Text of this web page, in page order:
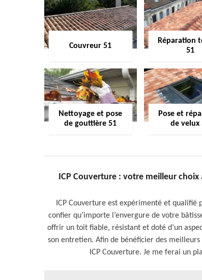
Couvreur 51
Réparation
51
Nettoyage et pose
de gouttière 51
Pose et
de velux
ICP Couverture : votre meilleur
ICP Couverture est expérimenté et
confier qu’importe l’envergure de votre
offrir un toit fiable, résistant et doté d’un
son entretien. Afin de bénéficier des
ICP Couverture. Je me ferai un